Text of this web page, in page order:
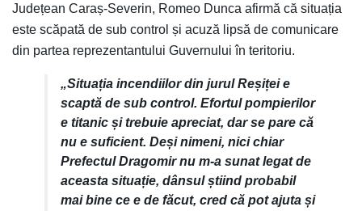
Județean Caraș-Severin, Romeo Dunca afirmă că situația
este scăpată de sub control și acuză lipsă de comunicare
din partea reprezentantului Guvernului în teritoriu.
„Situația incendiilor din jurul Reșiței e
scaptă de sub control. Efortul pompierilor
e titanic și trebuie apreciat, dar se pare că
nu e suficient. Deși nimeni, nici chiar
Prefectul Dragomir nu m-a sunat legat de
aceasta situație, dânsul știind probabil
mai bine ce e de făcut, cred că pot ajuta și